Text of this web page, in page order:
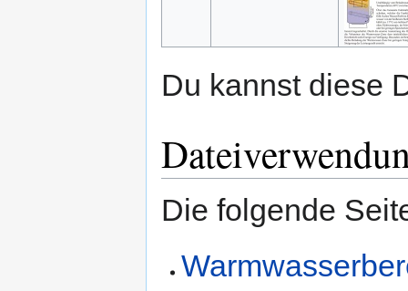
Du kannst diese
Die folgende